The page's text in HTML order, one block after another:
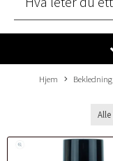
Hjem Bekledning